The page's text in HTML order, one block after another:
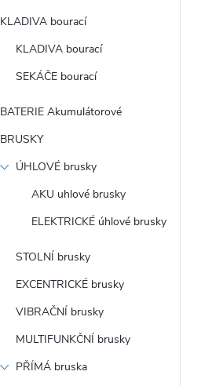
KLADIVA bourací
KLADIVA bourací
SEKÁČE bourací
BATERIE Akumulátorové
BRUSKY
ÚHLOVÉ brusky
AKU uhlové brusky
ELEKTRICKÉ úhlové brusky
STOLNÍ brusky
EXCENTRICKÉ brusky
VIBRAČNÍ brusky
MULTIFUNKČNÍ brusky
PŘÍMÁ bruska